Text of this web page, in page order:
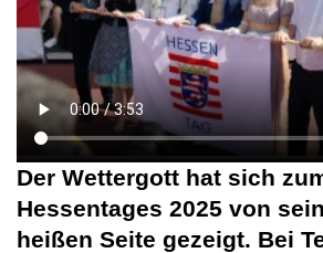
Der Wettergott hat sich
Hessentages 2025 von
heißen Seite gezeigt. Bei